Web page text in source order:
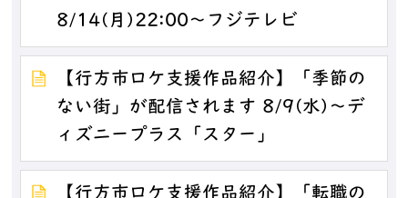
8/14(月)22:00～フジテレビ
【行方市ロケ支援作品紹介】「季節の
ない街」が配信されます 8/9(水)～デ
ィズニープラス「スター」